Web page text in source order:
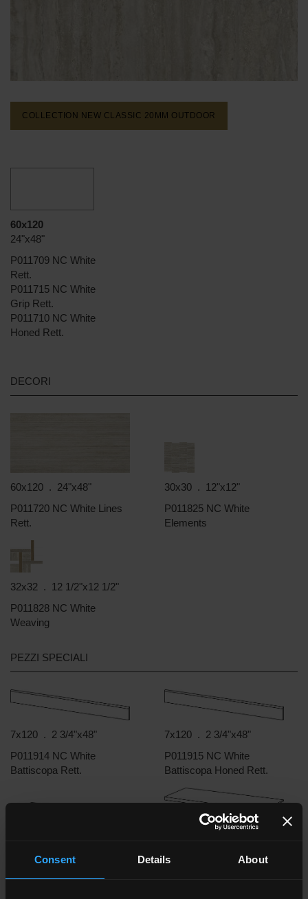
Consent Details About
COLLECTION NEW CLASSIC 20MM OUTDOOR
60x120
24"x48"
P011709 NC White
Rett.
P011715 NC White
Grip Rett.
P011710 NC White
Honed Rett.
DECORI
60x120 . 24"x48"
P011720 NC White Lines
Rett.
30x30 . 12"x12"
P011825 NC White
Elements
32x32 . 12 1/2"x12 1/2"
P011828 NC White
Weaving
PEZZI SPECIALI
7x120 . 2 3/4"x48"
P011914 NC White
Battiscopa Rett.
7x120 . 2 3/4"x48"
P011915 NC White
Battiscopa Honed Rett.
P011944 NC White
Gradone Assemblato Rett.
33x120 . 13"x48"
Gradone Assemblato